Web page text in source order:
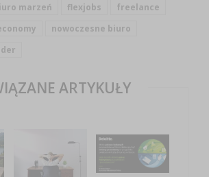
marzeń flexjobs
freelance
nowoczesne biuro
ARTYKUŁY